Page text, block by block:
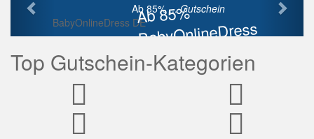
Ab 85%
BabyOnlineDress
Rabatt
Ab 85% ...Gutschein
BabyOnlineDress DE
Top Gutschein-Kategorien